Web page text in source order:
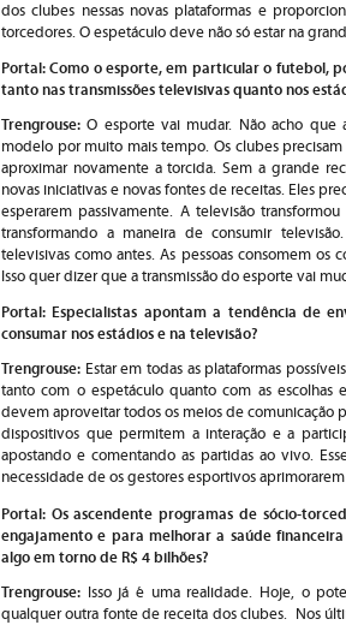
dos clubes nessas novas plataformas e
torcedores. O espetáculo deve não só estar na
Portal: Como o esporte, em particular o futebol,
tanto nas transmissões televisivas quanto nos
Trengrouse:O esporte vai mudar. Não acho que
modelo por muito mais tempo. Os clubes
aproximar novamente a torcida. Sem a grande
novas iniciativas e novas fontes de receitas. Eles
esperarem passivamente. A televisão
transformando a maneira de consumir
televisivas como antes. As pessoas consomem os
Isso quer dizer que a transmissão do esporte vai
Portal: Especialistas apontam a tendência de
consumar nos estádios e na televisão?
Trengrouse: Estar em todas as plataformas
tanto com o espetáculo quanto com as escolhas
devem aproveitar todos os meios de comunicação
dispositivos que permitem a interação e a
apostando e comentando as partidas ao vivo.
necessidade de os gestores esportivos
Portal: Os ascendente programas de sócio-
engajamento e para melhorar a saúde
algo em torno de R$ 4 bilhões?
Trengrouse: Isso já é uma realidade. Hoje, o
qualquer outra fonte de receita dos clubes. Nos